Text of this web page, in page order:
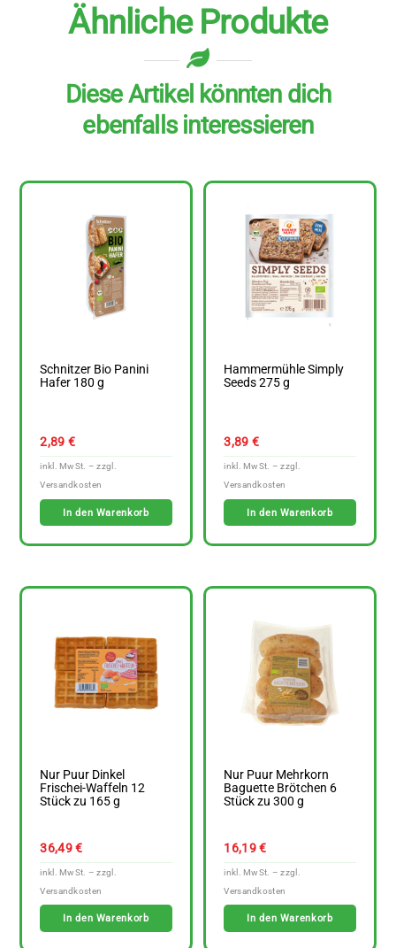
Ähnliche Produkte
Diese Artikel könnten dich
ebenfalls interessieren
Schnitzer Bio Panini
Hafer 180 g
2,89 €
In den Warenkorb
Hammermühle Simply
Seeds 275 g
3,89 €
In den Warenkorb
Nur Puur Dinkel
Frischei-Waffeln 12
Stück zu 165 g
36,49€
In den Warenkorb
Nur Puur Mehrkorn
Baguette Brötchen 6
Stück zu 300 g
16,19€
In den Warenkorb